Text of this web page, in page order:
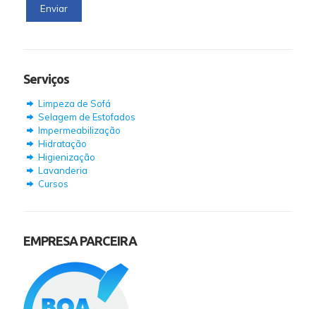
Serviços
Limpeza de Sofá
Selagem de Estofados
Impermeabilização
Hidratação
Higienização
Lavanderia
Cursos
EMPRESA PARCEIRA